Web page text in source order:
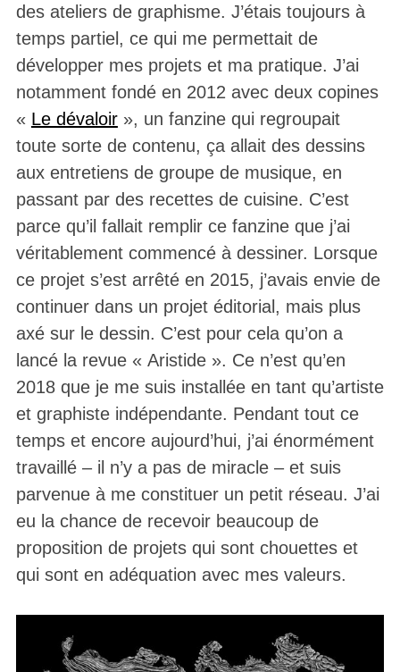
des ateliers de graphisme. J’étais toujours à
temps partiel, ce qui me permettait de
développer mes projets et ma pratique. J’ai
notamment fondé en 2012 avec deux copines
« Le dévaloir», un fanzine qui regroupait
toute sorte de contenu, ça allait des dessins
aux entretiens de groupe de musique, en
passant par des recettes de cuisine. C’est
parce qu’il fallait remplir ce fanzine que j’ai
véritablement commencé à dessiner. Lorsque
ce projet s’est arrêté en 2015, j’avais envie de
continuer dans un projet éditorial, mais plus
axé sur le dessin. C’est pour cela qu’on a
lancé la revue « Aristide ». Ce n’est qu’en
2018 que je me suis installée en tant qu’artiste
et graphiste indépendante. Pendant tout ce
temps et encore aujourd’hui, j’ai énormément
travaillé – il n’y a pas de miracle – et suis
parvenue à me constituer un petit réseau. J’ai
eu la chance de recevoir beaucoup de
proposition de projets qui sont chouettes et
qui sont en adéquation avec mes valeurs.